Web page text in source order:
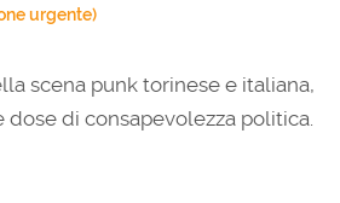
urgente)
scena punk torinese e italiana,
di consapevolezza politica.